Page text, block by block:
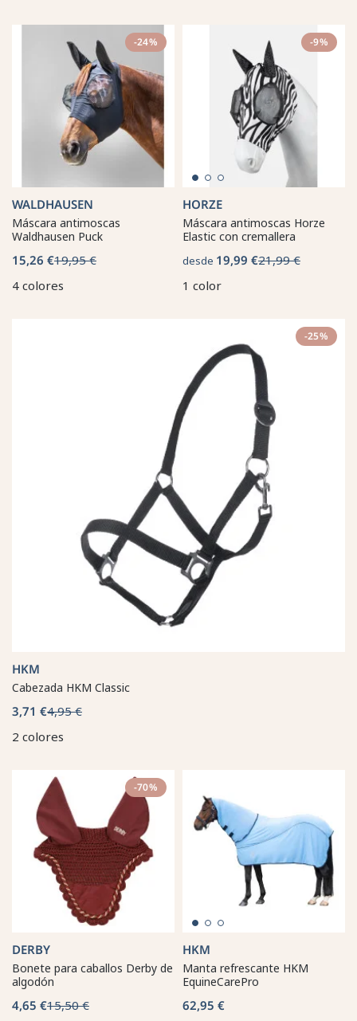
-24%
WALDHAUSEN
Máscara antimoscas
Waldhausen Puck
15,26 €19,95 €
4 colores
-9%
HORZE
Máscara antimoscas Horze
Elastic con cremallera
desde 19,99 €21,99 €
1 color
-25%
HKM
Cabezada HKM Classic
3,71 €4,95 €
2 colores
-70%
DERBY
Bonete para caballos Derby de
algodón
4,65 €15,50 €
HKM
Manta refrescante HKM
EquineCarePro
62,95 €